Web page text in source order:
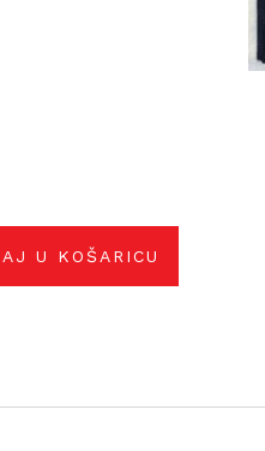
U KOŠARICU